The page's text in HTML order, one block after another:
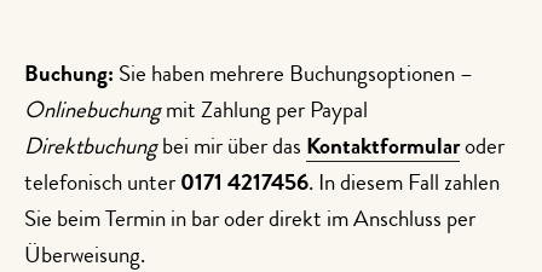
Buchung: Sie haben mehrere Buchungsoptionen –
Onlinebuchungmit Zahlung per Paypal
Direktbuchungbei mir über das Kontaktformularoder
telefonisch unter 0171 4217456. In diesem Fall zahlen
Sie beim Termin in bar oder direkt im Anschluss per
Überweisung.